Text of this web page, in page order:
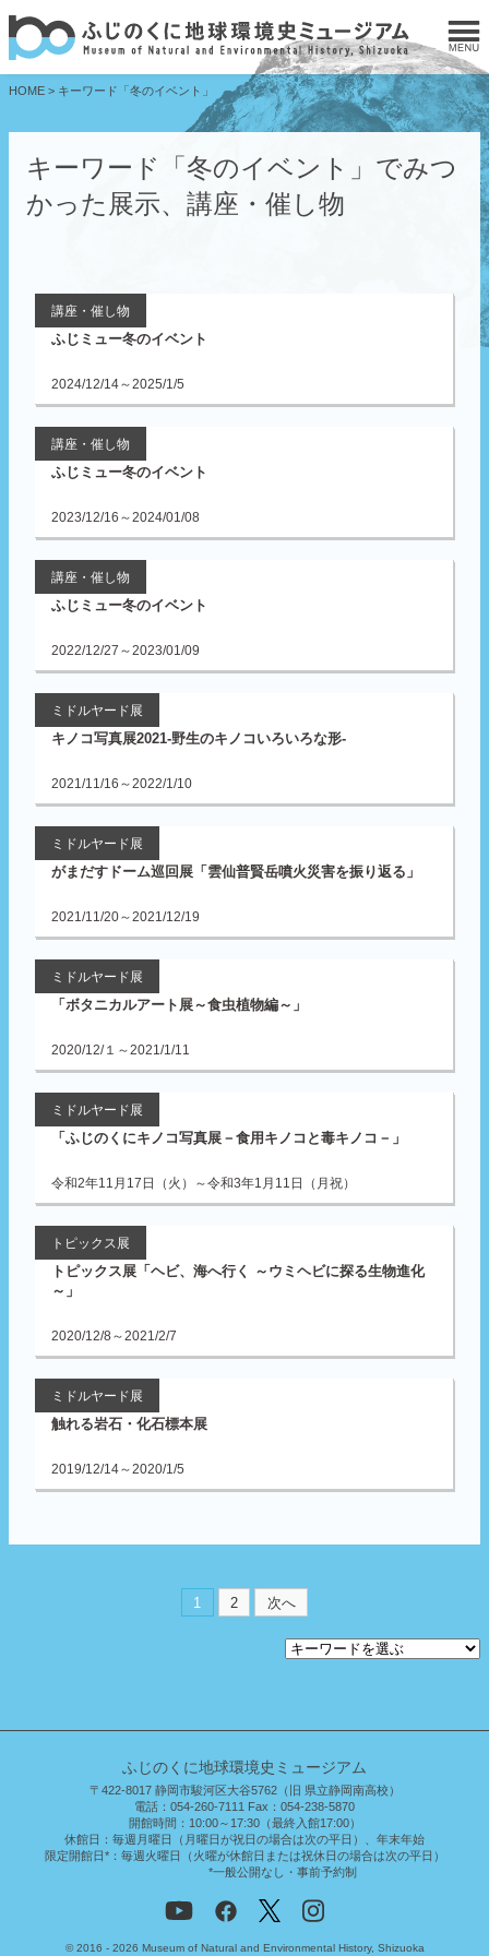
HOME > キーワード「冬のイベント」
キーワード「冬のイベント」でみつ
かった展示、講座・催し物
講座・催し物
ふじミュー冬のイベント
2024/12/14～2025/1/5
講座・催し物
ふじミュー冬のイベント
2023/12/16～2024/01/08
講座・催し物
ふじミュー冬のイベント
2022/12/27～2023/01/09
ミドルヤード展
キノコ写真展2021-野生のキノコいろいろな形-
2021/11/16～2022/1/10
ミドルヤード展
がまだすドーム巡回展「雲仙普賢岳噴火災害を振り返る」
2021/11/20～2021/12/19
ミドルヤード展
「ボタニカルアート展～食虫植物編～」
2020/12/１～2021/1/11
ミドルヤード展
「ふじのくにキノコ写真展－食用キノコと毒キノコ－」
令和2年11月17日（火）～令和3年1月11日（月祝）
トピックス展
トピックス展「ヘビ、海へ行く ～ウミヘビに探る生物進化
～」
2020/12/8～2021/2/7
ミドルヤード展
触れる岩石・化石標本展
2019/12/14～2020/1/5
1 2 次へ
ふじのくに地球環境史ミュージアム
〒422-8017 静岡市駿河区大谷5762（旧 県立静岡南高校）
電話：054-260-7111 Fax：054-238-5870
開館時間： 10:00～17:30（最終入館17:00）
休館日： 毎週月曜日（月曜日が祝日の場合は次の平日）、年末年始
限定開館日*： 毎週火曜日（火曜が休館日または祝休日の場合は次の平日）
*一般公開なし・事前予約制
© 2016 - 2026 Museum of Natural and Environmental History, Shizuoka